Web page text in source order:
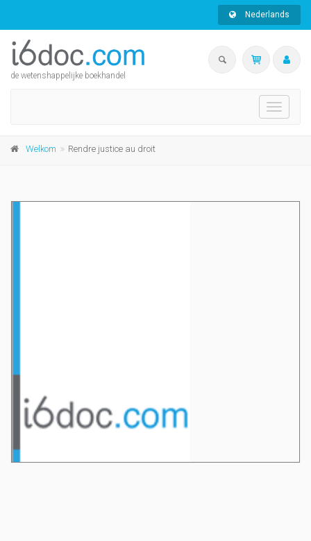
Nederlands
de wetenshappelijke boekhandel
Toggle
Welkom Rendre justice au droit